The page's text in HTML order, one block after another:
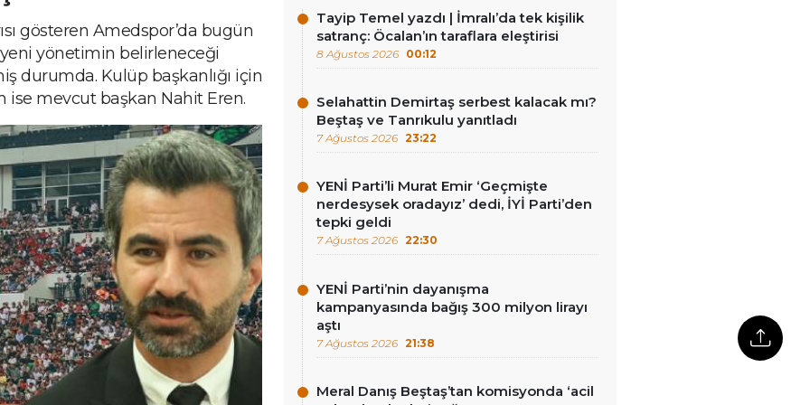
gösteren Amedspor’da bugün
yönetimin belirleneceği
durumda. Kulüp başkanlığı için
ise mevcut başkan Nahit Eren.
Tayip Temel yazdı | İmralı’da tek kişilik
satranç: Öcalan’ın taraflara eleştirisi
8 Ağustos 2026 00:12
Selahattin Demirtaş serbest kalacak mı?
Beştaş ve Tanrıkulu yanıtladı
7 Ağustos 2026 23:22
YENİ Parti’li Murat Emir ‘Geçmişte
nerdesysek oradayız’ dedi, İYİ Parti’den
tepki geldi
7 Ağustos 2026 22:30
YENİ Parti’nin dayanışma
kampanyasında bağış 300 milyon lirayı
aştı
7 Ağustos 2026 21:38
Meral Danış Beştaş’tan komisyonda ‘acil